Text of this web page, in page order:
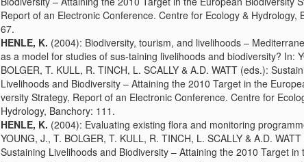
Report of an Electronic Conference. Centre for Ecology & Hydrology,
67.
HENLE, K. (2004): Biodiversity, tourism, and livelihoods –
as a model for studies of sus-taining livelihoods and biodiversity? In:
BOLGER, T. KULL, R. TINCH, L. SCALLY & A.D. WATT (eds.):
Livelihoods and Biodiversity – Attaining the 2010 Target in the
versity Strategy, Report of an Electronic Conference. Centre for
Hydrology, Banchory: 111.
HENLE, K. (2004): Evaluating existing flora and monitoring
YOUNG, J., T. BOLGER, T. KULL, R. TINCH, L. SCALLY & A.D.
Sustaining Livelihoods and Biodiversity – Attaining the 2010 Target in